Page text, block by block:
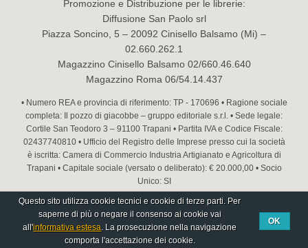
Promozione e Distribuzione per le librerie:
Diffusione San Paolo srl
Piazza Soncino, 5 – 20092 Cinisello Balsamo (Mi) –
02.660.262.1
Magazzino Cinisello Balsamo 02/660.46.640
Magazzino Roma 06/54.14.437
• Numero REA e provincia di riferimento: TP - 170696 • Ragione sociale
completa: Il pozzo di giacobbe – gruppo editoriale s.r.l. • Sede legale:
Cortile San Teodoro 3 – 91100 Trapani • Partita IVA e Codice Fiscale:
02437740810 • Ufficio del Registro delle Imprese presso cui la società
è iscritta: Camera di Commercio Industria Artigianato e Agricoltura di
Trapani • Capitale sociale (versato o deliberato): € 20.000,00 • Socio
Unico: SI
Concept&Design Vittorio Maria Vecchi
Questo sito utilizza cookie tecnici e cookie di terze parti. Per
saperne di più o negare il consenso ai cookie vai
all'informativa estesa. La prosecuzione nella navigazione
comporta l'accettazione dei cookie.
OK